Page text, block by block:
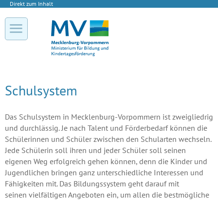
Direkt zum Inhalt
Schulsystem
Das Schulsystem in Mecklenburg-Vorpommern ist zweigliedrig
und durchlässig. Je nach Talent und Förderbedarf können die
Schülerinnen und Schüler zwischen den Schularten wechseln.
Jede Schülerin soll ihren und jeder Schüler soll seinen
eigenen Weg erfolgreich gehen können, denn die Kinder und
Jugendlichen bringen ganz unterschiedliche Interessen und
Fähigkeiten mit. Das Bildungssystem geht darauf mit
seinen vielfältigen Angeboten ein, um allen die bestmögliche